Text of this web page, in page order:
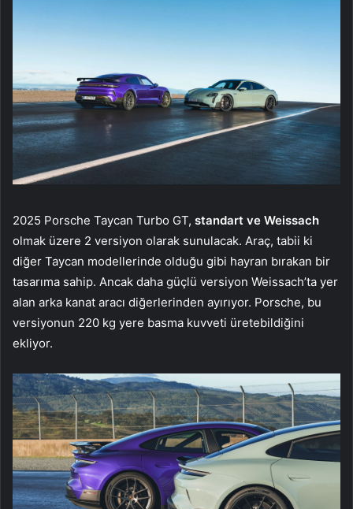
2025 Porsche Taycan Turbo GT, standart ve Weissach
olmak üzere 2 versiyon olarak sunulacak. Araç, tabii ki
diğer Taycan modellerinde olduğu gibi hayran bırakan bir
tasarıma sahip. Ancak daha güçlü versiyon Weissach’ta yer
alan arka kanat aracı diğerlerinden ayırıyor. Porsche, bu
versiyonun 220 kg yere basma kuvveti üretebildiğini
ekliyor.